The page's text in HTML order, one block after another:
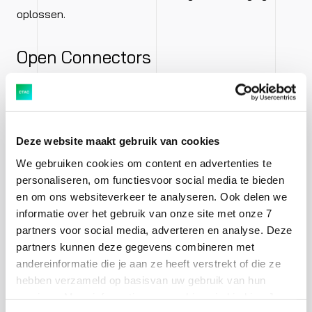
Deze website maakt gebruik van cookies
We gebruiken cookies om content en advertenties te
personaliseren, om functiesvoor social media te bieden
en om ons websiteverkeer te analyseren. Ook delen we
informatie over het gebruik van onze site met onze 7
partners voor social media, adverteren en analyse. Deze
partners kunnen deze gegevens combineren met
andereinformatie die je aan ze heeft verstrekt of die ze
hebben verzameld op basisvan uw gebruik van hun
oplossen.
Open Connectors
Met behulp van Open Connectors ontsluit je eenvoudig
cloudapplicaties van andere leveranciers met behulp
Integration Advisor
Door gebruik te maken van machine learning en
crowdsourcing kan de Integration Advisor de mapping
van bron- en doelberichten voor een groot deel
genereren. Met behulp van deze techniek kunnen